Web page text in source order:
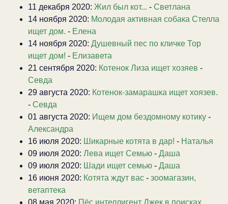
11 декабря 2020: Жил был кот... - Светлана
14 ноября 2020: Молодая активная собака Стелла
ищет дом. - Елена
14 ноября 2020: Душевный пес по кличке Тор
ищет дом! - Елизавета
21 сентября 2020: Котенок Лиза ищет хозяев -
Севда
29 августа 2020: Котенок-замарашка ищет хоязев.
- Севда
01 августа 2020: Ищем дом бездомному котику -
Александра
16 июля 2020: Шикарные котята в дар! - Наталья
09 июля 2020: Лева ищет Семью - Даша
09 июля 2020: Шади ищет семью - Даша
16 июня 2020: Котята ждут вас - зоомагазин,
ветаптека